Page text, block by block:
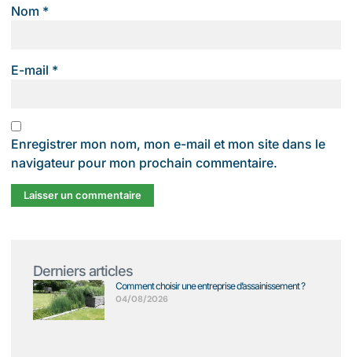
Nom *
E-mail *
Enregistrer mon nom, mon e-mail et mon site dans le
navigateur pour mon prochain commentaire.
Derniers articles
Comment choisir une entreprise d’assainissement ?
04/08/2026